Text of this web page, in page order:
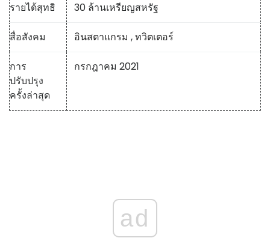
รายได้สุทธิ 30 ล้านเหรียญสหรัฐ
สื่อสังคม อินสตาแกรม ,ทวิตเตอร์
การ
ปรับปรุง
ครั้งล่าสุด
กรกฎาคม 2021
ad